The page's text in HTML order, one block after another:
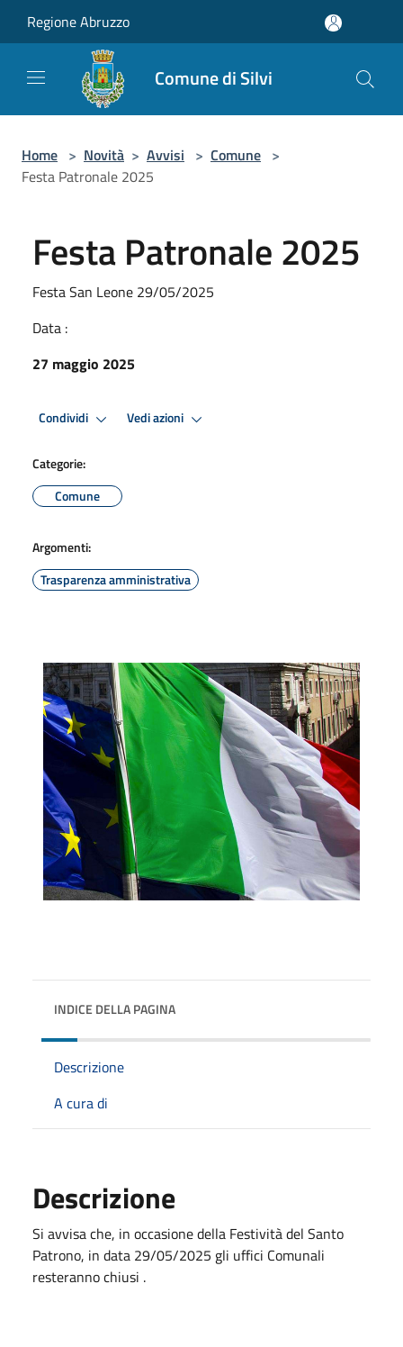
Regione Abruzzo
Comune di Silvi
Home > Novità > Avvisi > Comune >
Festa Patronale 2025
Festa Patronale 2025
Festa San Leone 29/05/2025
Data :
27 maggio 2025
Condividi Vedi azioni
Categorie:
Comune
Argomenti:
Trasparenza amministrativa
INDICE DELLA PAGINA
Descrizione
A cura di
Descrizione
Si avvisa che, in occasione della Festività del Santo
Patrono, in data 29/05/2025 gli uffici Comunali
resteranno chiusi .